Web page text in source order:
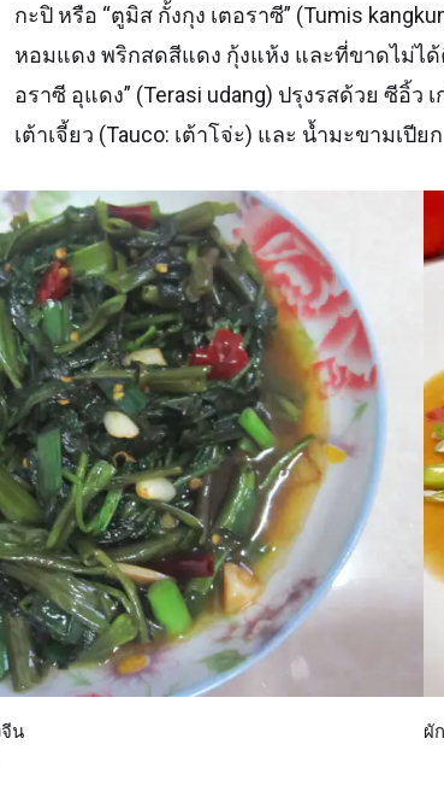
กะปิ หรือ “ตูมิส กั้งกุง เตอราซี” (Tumis
หอมแดง พริกสดสีแดง กุ้งแห้ง และที่ขาดไม่ได้
อราซี อุแดง” (Terasi udang) ปรุงรสด้วย ซีอิ้ว
เต้าเจี้ยว (Tauco: เต้าโจ่ะ) และ น้ำมะขามเปียก
น
ผั